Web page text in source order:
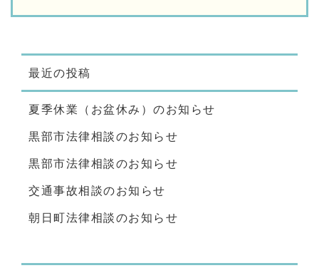
最近の投稿
夏季休業（お盆休み）のお知らせ
黒部市法律相談のお知らせ
黒部市法律相談のお知らせ
交通事故相談のお知らせ
朝日町法律相談のお知らせ